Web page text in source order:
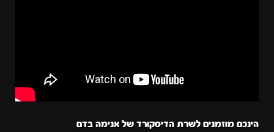
הינכם מוזמנים לשרת הדיסקורד של אנימה בדם